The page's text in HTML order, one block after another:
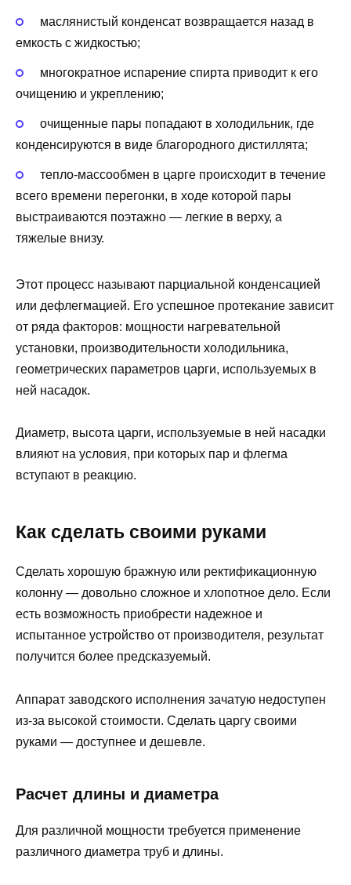
маслянистый конденсат возвращается назад в
емкость с жидкостью;
многократное испарение спирта приводит к его
очищению и укреплению;
очищенные пары попадают в холодильник, где
конденсируются в виде благородного дистиллята;
тепло-массообмен в царге происходит в течение
всего времени перегонки, в ходе которой пары
выстраиваются поэтажно — легкие в верху, а
тяжелые внизу.
Этот процесс называют парциальной конденсацией
или дефлегмацией. Его успешное протекание зависит
от ряда факторов: мощности нагревательной
установки, производительности холодильника,
геометрических параметров царги, используемых в
ней насадок.
Диаметр, высота царги, используемые в ней насадки
влияют на условия, при которых пар и флегма
вступают в реакцию.
Как сделать своими руками
Сделать хорошую бражную или ректификационную
колонну — довольно сложное и хлопотное дело. Если
есть возможность приобрести надежное и
испытанное устройство от производителя, результат
получится более предсказуемый.
Аппарат заводского исполнения зачатую недоступен
из-за высокой стоимости. Сделать царгу своими
руками — доступнее и дешевле.
Расчет длины и диаметра
Для различной мощности требуется применение
различного диаметра труб и длины.